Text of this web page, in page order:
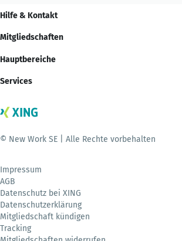
Hilfe & Kontakt
Mitgliedschaften
Hauptbereiche
Services
© New Work SE | Alle Rechte vorbehalten
Impressum
AGB
Datenschutz bei XING
Datenschutzerklärung
Mitgliedschaft kündigen
Tracking